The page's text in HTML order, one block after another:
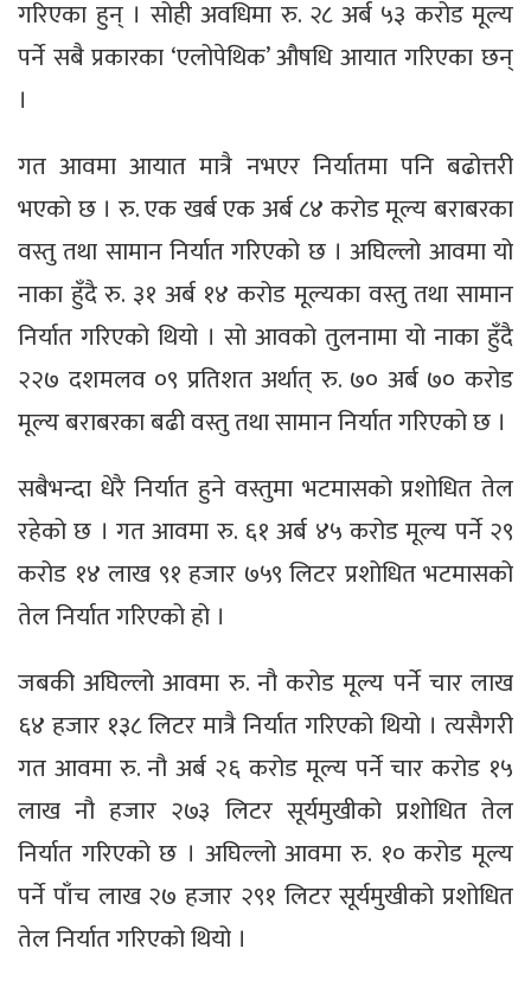
गरिएका हुन् । सोही अवधिमा रु. २८ अर्ब ५३ करोड मूल्य
पर्ने सबै प्रकारका ‘एलोपेथिक’ औषधि आयात गरिएका छन्
।
गत आवमा आयात मात्रै नभएर निर्यातमा पनि बढोत्तरी
भएको छ । रु. एक खर्ब एक अर्ब ८४ करोड मूल्य बराबरका
वस्तु तथा सामान निर्यात गरिएको छ । अघिल्लो आवमा यो
नाका हुँदै रु. ३१ अर्ब १४ करोड मूल्यका वस्तु तथा सामान
निर्यात गरिएको थियो । सो आवको तुलनामा यो नाका हुँदै
२२७ दशमलव ०९ प्रतिशत अर्थात् रु. ७० अर्ब ७० करोड
मूल्य बराबरका बढी वस्तु तथा सामान निर्यात गरिएको छ ।
सबैभन्दा धेरै निर्यात हुने वस्तुमा भटमासको प्रशोधित तेल
रहेको छ । गत आवमा रु. ६१ अर्ब ४५ करोड मूल्य पर्ने २९
करोड १४ लाख ९१ हजार ७५९ लिटर प्रशोधित भटमासको
तेल निर्यात गरिएको हो ।
जबकी अघिल्लो आवमा रु. नौ करोड मूल्य पर्ने चार लाख
६४ हजार १३८ लिटर मात्रै निर्यात गरिएको थियो । त्यसैगरी
गत आवमा रु. नौ अर्ब २६ करोड मूल्य पर्ने चार करोड १५
लाख नौ हजार २७३ लिटर सूर्यमुखीको प्रशोधित तेल
निर्यात गरिएको छ । अघिल्लो आवमा रु. १० करोड मूल्य
पर्ने पाँच लाख २७ हजार २९१ लिटर सूर्यमुखीको प्रशोधित
तेल निर्यात गरिएको थियो ।